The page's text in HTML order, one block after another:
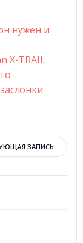
нужен и
X-TRAIL
ЗАПИСЬ